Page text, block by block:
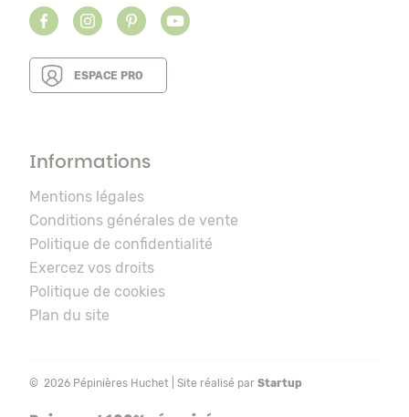
ESPACE PRO
Informations
Mentions légales
Conditions générales de vente
Politique de confidentialité
Exercez vos droits
Politique de cookies
Plan du site
© 2026 Pépinières Huchet | Site réalisé par Startup